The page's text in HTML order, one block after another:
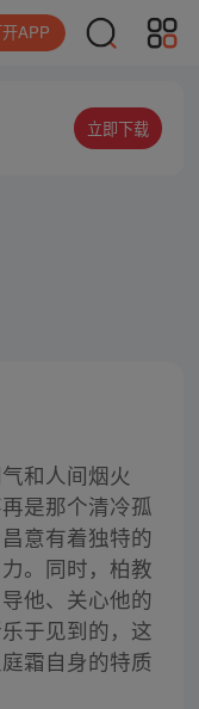
APP
立即下载
和人间烟火
是那个清冷孤
意有着独特的
。同时，柏教
他、关心他的
于见到的，这
霜自身的特质